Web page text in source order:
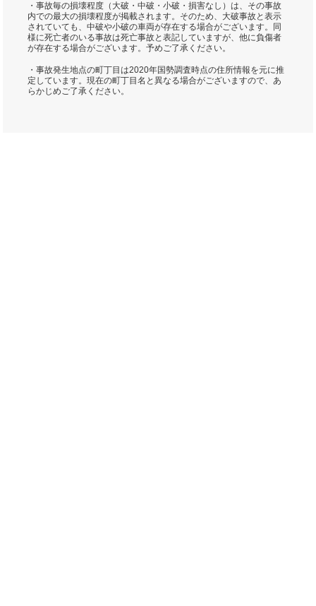
・事故毎の損壊程度（大破・中破・小破・損害なし）は、その事故
内での最大の損壊程度が掲載されます。そのため、大破事故と表示
されていても、中破や小破の車両が存在する場合がございます。同
様に死亡者のいる事故は死亡事故と表記していますが、他に負傷者
が存在する場合がございます。予めご了承ください。
・事故発生地点の町丁目は2020年国勢調査時点の住所情報を元に推
定しています。現在の町丁目名と異なる場合がございますので、あ
らかじめご了承ください。